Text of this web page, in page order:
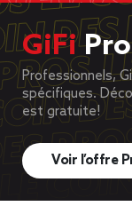
GiFiPro
Professionnels,
spécifiques.
est gratuite!
Voir l’offre